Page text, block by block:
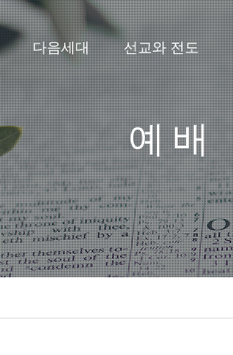
다음세대 선교와 전도
예배